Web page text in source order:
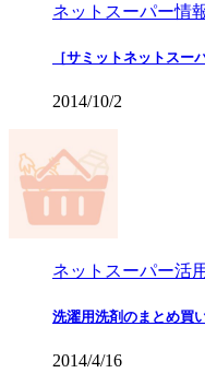
ネットスーパー情
［サミットネットスー
2014/10/2
ネットスーパー活
洗濯用洗剤のまとめ買
2014/4/16